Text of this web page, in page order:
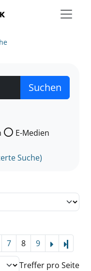
der Sie suchen wollen.
E-Medien
Suche)
7 8 9
Treffer pro Seite